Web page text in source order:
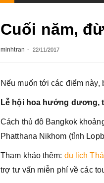
Cuối năm,
minhtran 22/11/2017
Nếu muốn tới các điểm
Lễ hội hoa hướng dương,
Cách thủ đô Bangkok
Phatthana Nikhom (tỉnh
Tham khảo thêm: du lịch
trợ tư vấn miễn phí về các